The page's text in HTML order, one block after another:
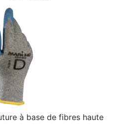
à base de fibres haute